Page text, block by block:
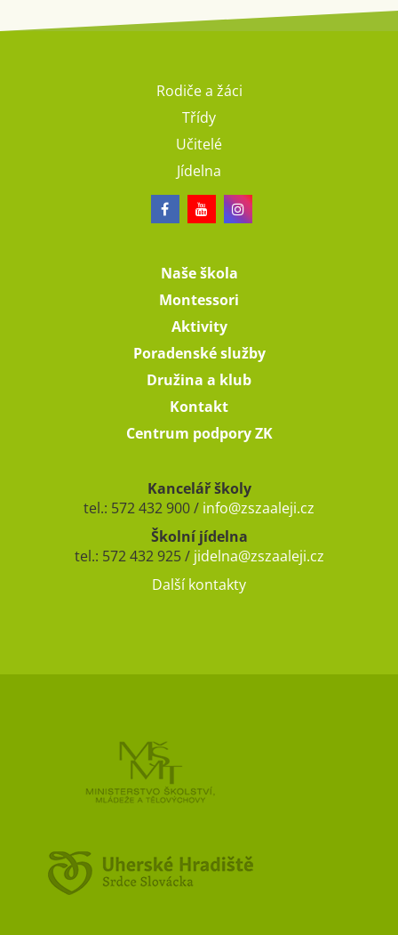
Rodiče a žáci
Třídy
Učitelé
Jídelna
Naše škola
Montessori
Aktivity
Poradenské služby
Družina a klub
Kontakt
Centrum podpory ZK
Kancelář školy
tel.: 572 432 900 / info@zszaaleji.cz
Školní jídelna
tel.: 572 432 925 / jidelna@zszaaleji.cz
Další kontakty